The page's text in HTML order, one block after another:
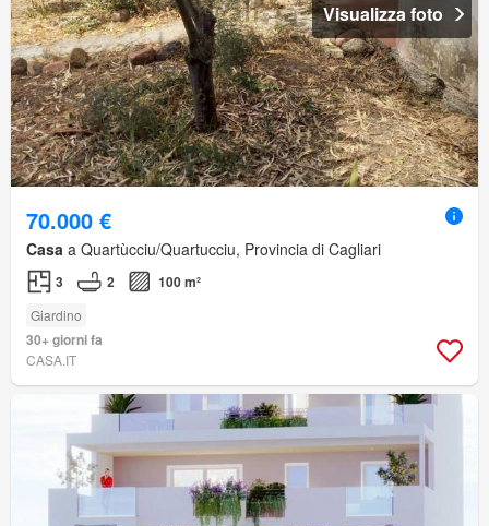
Visualizza foto
70.000 €
Casa a Quartùcciu/Quartucciu, Provincia di Cagliari
3 2 100 m²
Giardino
30+ giorni fa
CASA.IT